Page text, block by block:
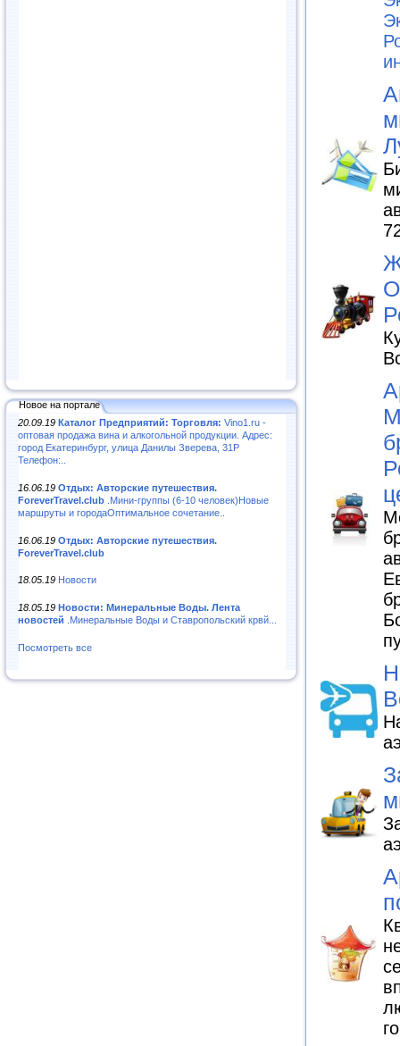
Новое на портале
20.09.19 Каталог Предприятий: Торговля: Vino1.ru -
оптовая продажа вина и алкогольной продукции. Адрес:
город Екатеринбург, улица Данилы Зверева, 31Р
Телефон:..
16.06.19 Отдых: Авторские путешествия.
ForeverTravel.club .Мини-группы (6-10 человек)Новые
маршруты и городаОптимальное сочетание..
16.06.19 Отдых: Авторские путешествия.
ForeverTravel.club
18.05.19 Новости
18.05.19 Новости: Минеральные Воды. Лента
новостей .Минеральные Воды и Ставропольский крвй...
Посмотреть все